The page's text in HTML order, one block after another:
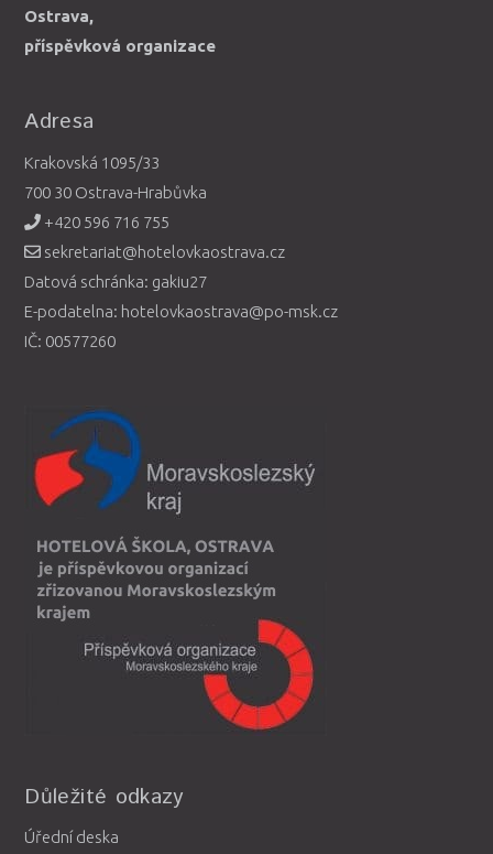
Ostrava,
příspěvková organizace
Adresa
Krakovská 1095/33
700 30 Ostrava-Hrabůvka
+420 596 716 755
sekretariat@hotelovkaostrava.cz
Datová schránka: gakiu27
E-podatelna: hotelovkaostrava@po-msk.cz
IČ: 00577260
Důležité odkazy
Úřední deska